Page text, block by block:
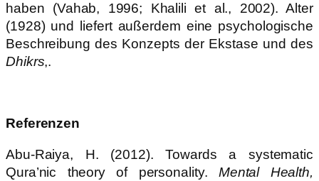
haben (Vahab, 1996; Khalili et al., 2002). Alter
(1928) und liefert außerdem eine psychologische
Beschreibung des Konzepts der Ekstase und des
Dhikrs,.
Referenzen
Abu-Raiya, H. (2012). Towards a systematic
Qura’nic theory of personality. Mental Health,